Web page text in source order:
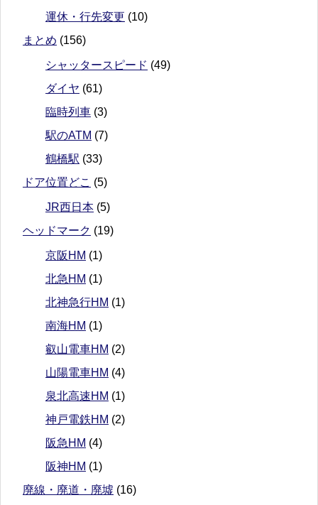
運休・行先変更 (10)
まとめ (156)
シャッタースピード (49)
ダイヤ (61)
臨時列車 (3)
駅のATM (7)
鶴橋駅 (33)
ドア位置どこ (5)
JR西日本 (5)
ヘッドマーク (19)
京阪HM (1)
北急HM (1)
北神急行HM (1)
南海HM (1)
叡山電車HM (2)
山陽電車HM (4)
泉北高速HM (1)
神戸電鉄HM (2)
阪急HM (4)
阪神HM (1)
廃線・廃道・廃墟 (16)